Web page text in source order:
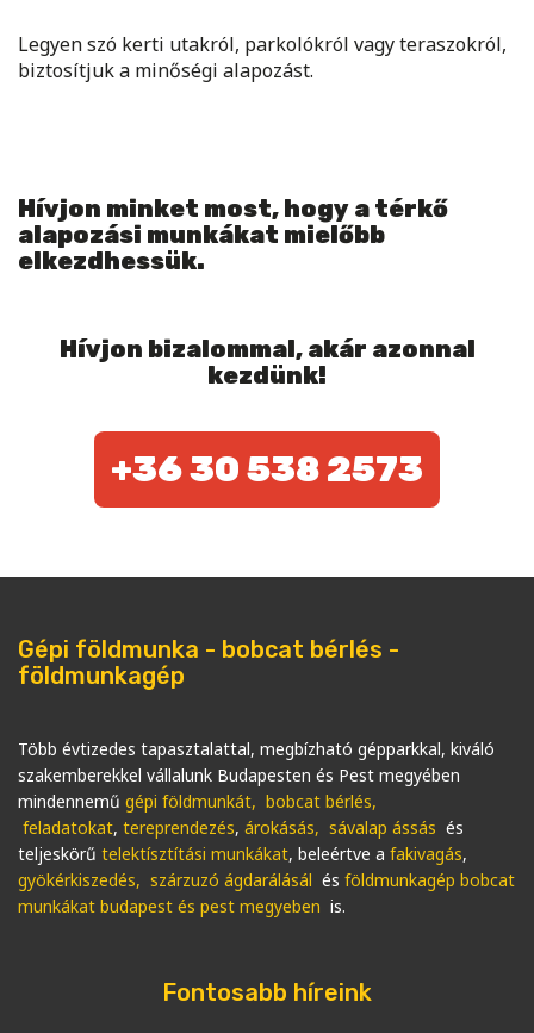
Legyen szó kerti utakról, parkolókról vagy teraszokról,
biztosítjuk a minőségi alapozást.
Hívjon minket most, hogy a térkő
alapozási munkákat mielőbb
elkezdhessük.
Hívjon bizalommal, akár azonnal
kezdünk!
+36 30 538 2573
Gépi földmunka - bobcat bérlés -
földmunkagép
Több évtizedes tapasztalattal, megbízható gépparkkal, kiváló
szakemberekkel vállalunk Budapesten és Pest megyében
mindennemű gépi földmunkát, bobcat bérlés,
feladatokat, tereprendezés, árokásás, sávalap ássás és
teljeskörű telektísztítási munkákat, beleértve a fakivagás,
gyökérkiszedés, szárzuzó ágdarálásál és földmunkagép bobcat
munkákat budapest és pest megyeben is.
Fontosabb híreink